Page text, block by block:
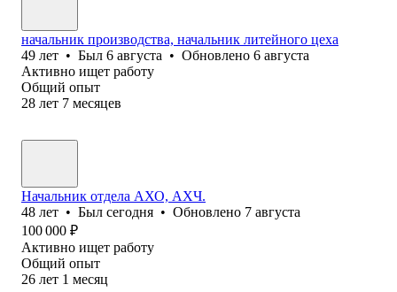
начальник производства, начальник литейного цеха
49 лет • Был 6 августа • Обновлено 6 августа
Активно ищет работу
Общий опыт
28 лет 7 месяцев
Начальник отдела АХО, АХЧ.
48 лет • Был сегодня • Обновлено 7 августа
100 000 ₽
Активно ищет работу
Общий опыт
26 лет 1 месяц